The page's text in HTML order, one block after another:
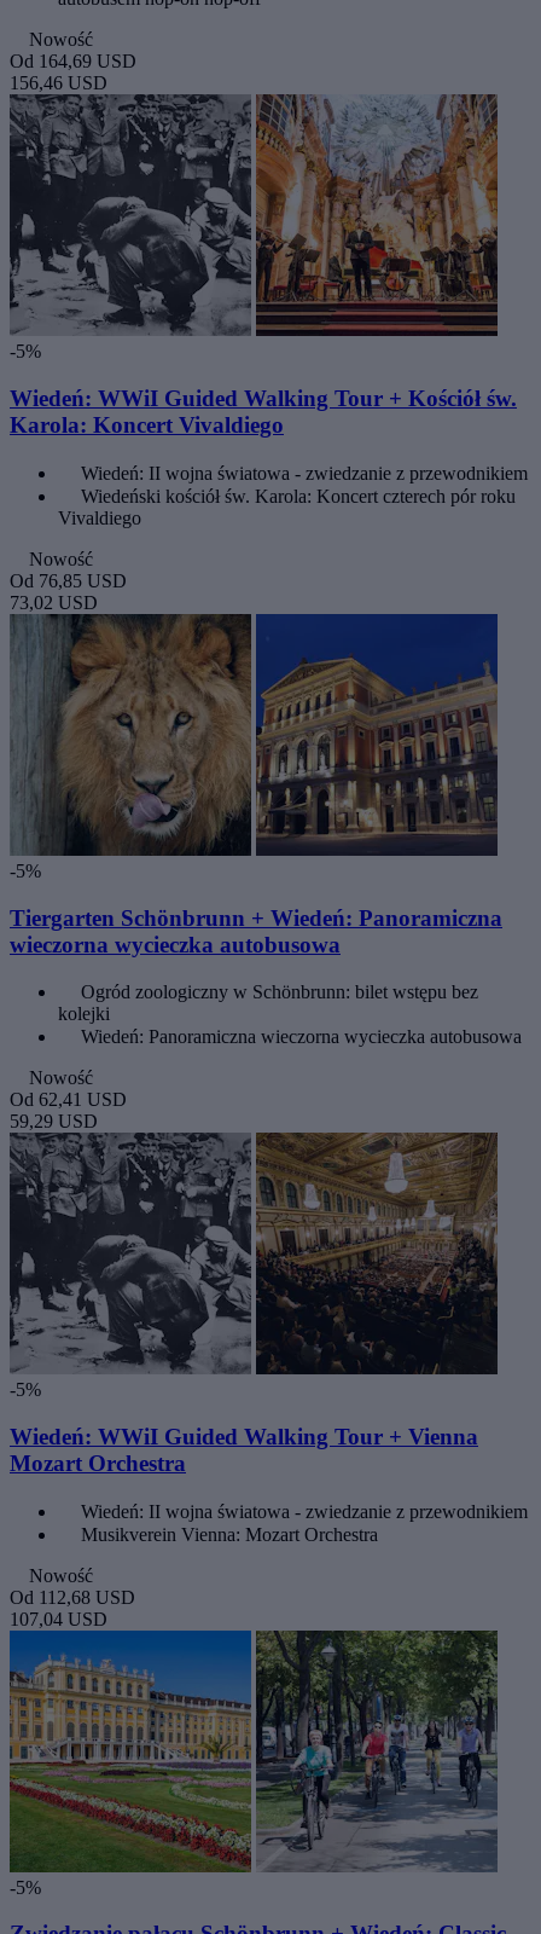
Nowość
Od 164,69 USD
156,46 USD
-5%
Wiedeń: WWiI Guided Walking Tour + Kościół św.
Karola: Koncert Vivaldiego
Wiedeń: II wojna światowa - zwiedzanie z przewodnikiem
Wiedeński kościół św. Karola: Koncert czterech pór roku
Vivaldiego
Nowość
Od 76,85 USD
73,02 USD
-5%
Tiergarten Schönbrunn + Wiedeń: Panoramiczna
wieczorna wycieczka autobusowa
Ogród zoologiczny w Schönbrunn: bilet wstępu bez
kolejki
Wiedeń: Panoramiczna wieczorna wycieczka autobusowa
Nowość
Od 62,41 USD
59,29 USD
-5%
Wiedeń: WWiI Guided Walking Tour + Vienna
Mozart Orchestra
Wiedeń: II wojna światowa - zwiedzanie z przewodnikiem
Musikverein Vienna: Mozart Orchestra
Nowość
Od 112,68 USD
107,04 USD
-5%